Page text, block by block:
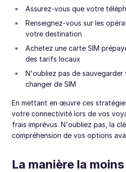
Assurez-vous que votre
Renseignez-vous sur les
votre destination
Achetez une carte SIM
des tarifs locaux
N'oubliez pas de
changer de SIM
En mettant en œuvre ces
votre connectivité lors de vos
frais imprévus. N'oubliez pas, la
compréhension de vos options
La manière la